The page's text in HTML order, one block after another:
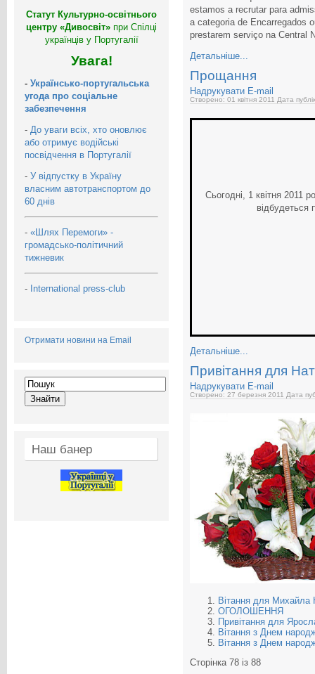
Статут Культурно-освітнього
центру «Дивосвіт» при Спілці
українців у Португалії
Увага!
- Українсько-португальська
угода про соціальне
забезпечення
- До уваги всіх, хто оновлює
або отримує водійські
посвідчення в Португалії
- У відпустку в Україну
власним автотранспортом до
60 днів
- «Шлях Перемоги» -
громадсько-політичний
тижневик
- International press-club
Отримати новини на Email
Наш банер
estamos a recrutar para
a categoria de Encarregados
prestarem serviço na Central
Детальніше...
Прощання
Надрукувати E-mail
Створено: 01 квітня 2011 Дата
Сьогодні, 1 квітня 2011
відбудеться
Детальніше...
Привітання для
Надрукувати E-mail
Створено: 27 березня 2011 Дата
Вітання для Михайла
ОГОЛОШЕННЯ
Привітання для
Вітання з Днем
Вітання з Днем
Сторінка 78 із 88